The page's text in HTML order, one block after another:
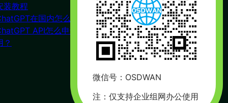
装教程
在国内怎么注册？
API怎么申请使
？
周一到周五 : 9:00 – 21:00
微信号：OSDWAN
注：仅支持企业组网办公使用